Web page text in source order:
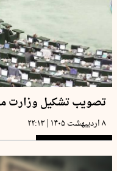
تصویب تشکیل وزارت
۸ اردیبهشت ۱۴۰۵ | ۲۲:۱۳